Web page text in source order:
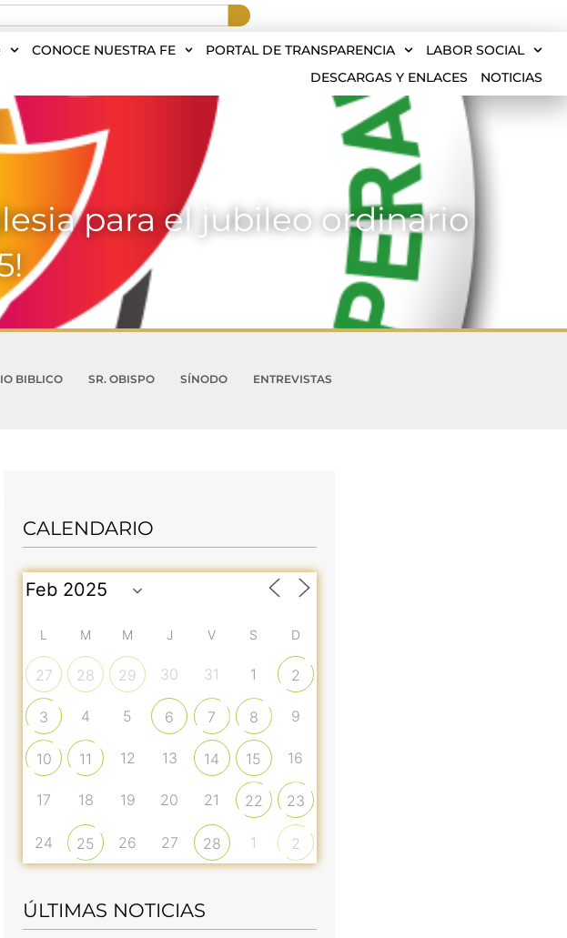
CONOCE NUESTRA FE PORTAL DE TRANSPARENCIA
LABOR SOCIAL
DESCARGAS Y ENLACES
NOTICIAS
para el jubileo ordinario
BIBLICO SR. OBISPO SÍNODO
ENTREVISTAS
CALENDARIO
L M M J V S D
27 28 29 30 31 1 2
3 4 5 6 7 8 9
10 11 12 13 14 15 16
17 18 19 20 21 22 23
24 25 26 27 28 1 2
ÚLTIMAS NOTICIAS